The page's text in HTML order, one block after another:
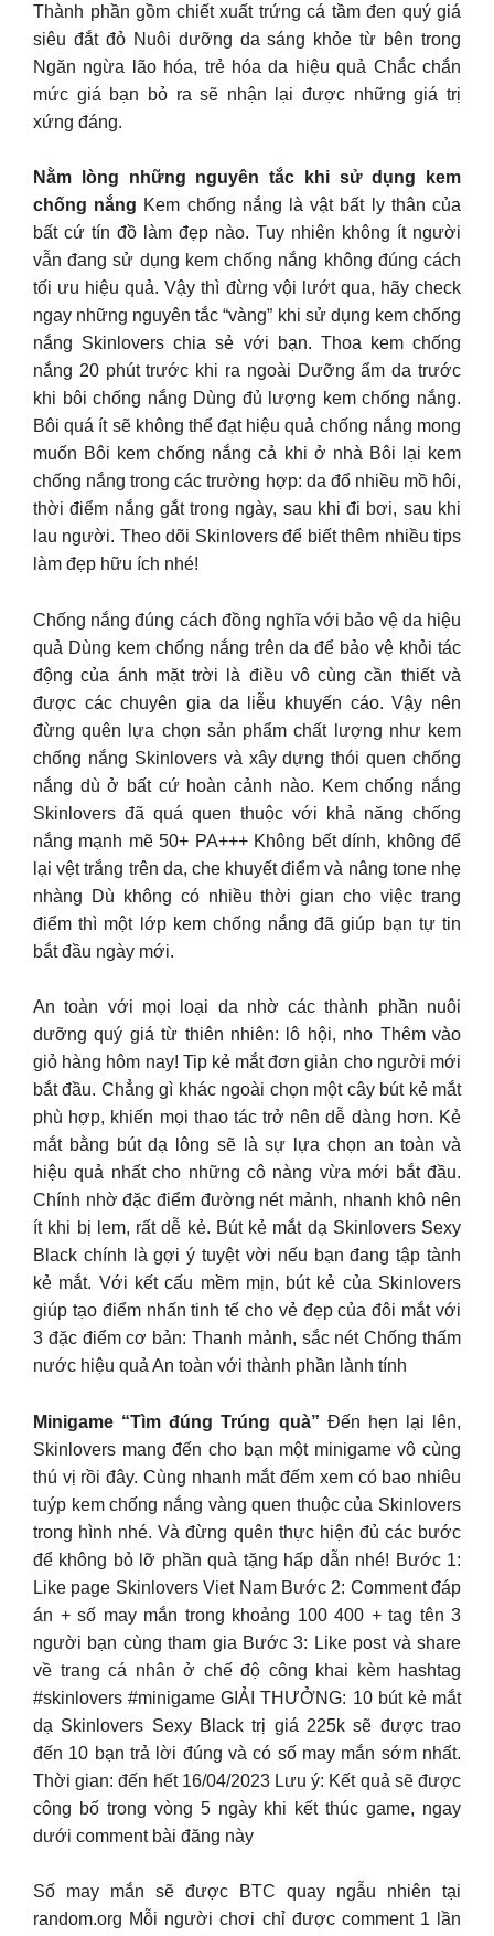
Thành phần gồm chiết xuất trứng cá tầm đen quý giá
siêu đắt đỏ Nuôi dưỡng da sáng khỏe từ bên trong
Ngăn ngừa lão hóa, trẻ hóa da hiệu quả Chắc chắn
mức giá bạn bỏ ra sẽ nhận lại được những giá trị
xứng đáng.
Nằm lòng những nguyên tắc khi sử dụng kem
chống nắng Kem chống nắng là vật bất ly thân của
bất cứ tín đồ làm đẹp nào. Tuy nhiên không ít người
vẫn đang sử dụng kem chống nắng không đúng cách
tối ưu hiệu quả. Vậy thì đừng vội lướt qua, hãy check
ngay những nguyên tắc “vàng” khi sử dụng kem chống
nắng Skinlovers chia sẻ với bạn. Thoa kem chống
nắng 20 phút trước khi ra ngoài Dưỡng ẩm da trước
khi bôi chống nắng Dùng đủ lượng kem chống nắng.
Bôi quá ít sẽ không thể đạt hiệu quả chống nắng mong
muốn Bôi kem chống nắng cả khi ở nhà Bôi lại kem
chống nắng trong các trường hợp: da đổ nhiều mồ hôi,
thời điểm nắng gắt trong ngày, sau khi đi bơi, sau khi
lau người. Theo dõi Skinlovers để biết thêm nhiều tips
làm đẹp hữu ích nhé!
Chống nắng đúng cách đồng nghĩa với bảo vệ da hiệu
quả Dùng kem chống nắng trên da để bảo vệ khỏi tác
động của ánh mặt trời là điều vô cùng cần thiết và
được các chuyên gia da liễu khuyến cáo. Vậy nên
đừng quên lựa chọn sản phẩm chất lượng như kem
chống nắng Skinlovers và xây dựng thói quen chống
nắng dù ở bất cứ hoàn cảnh nào. Kem chống nắng
Skinlovers đã quá quen thuộc với khả năng chống
nắng mạnh mẽ 50+ PA+++ Không bết dính, không để
lại vệt trắng trên da, che khuyết điểm và nâng tone nhẹ
nhàng Dù không có nhiều thời gian cho việc trang
điểm thì một lớp kem chống nắng đã giúp bạn tự tin
bắt đầu ngày mới.
An toàn với mọi loại da nhờ các thành phần nuôi
dưỡng quý giá từ thiên nhiên: lô hội, nho Thêm vào
giỏ hàng hôm nay! Tip kẻ mắt đơn giản cho người mới
bắt đầu. Chẳng gì khác ngoài chọn một cây bút kẻ mắt
phù hợp, khiến mọi thao tác trở nên dễ dàng hơn. Kẻ
mắt bằng bút dạ lông sẽ là sự lựa chọn an toàn và
hiệu quả nhất cho những cô nàng vừa mới bắt đầu.
Chính nhờ đặc điểm đường nét mảnh, nhanh khô nên
ít khi bị lem, rất dễ kẻ. Bút kẻ mắt dạ Skinlovers Sexy
Black chính là gợi ý tuyệt vời nếu bạn đang tập tành
kẻ mắt. Với kết cấu mềm mịn, bút kẻ của Skinlovers
giúp tạo điểm nhấn tinh tế cho vẻ đẹp của đôi mắt với
3 đặc điểm cơ bản: Thanh mảnh, sắc nét Chống thấm
nước hiệu quả An toàn với thành phần lành tính
Minigame “Tìm đúng Trúng quà” Đến hẹn lại lên,
Skinlovers mang đến cho bạn một minigame vô cùng
thú vị rồi đây. Cùng nhanh mắt đếm xem có bao nhiêu
tuýp kem chống nắng vàng quen thuộc của Skinlovers
trong hình nhé. Và đừng quên thực hiện đủ các bước
để không bỏ lỡ phần quà tặng hấp dẫn nhé! Bước 1:
Like page Skinlovers Viet Nam Bước 2: Comment đáp
án + số may mắn trong khoảng 100 400 + tag tên 3
người bạn cùng tham gia Bước 3: Like post và share
về trang cá nhân ở chế độ công khai kèm hashtag
#skinlovers #minigame GIẢI THƯỞNG: 10 bút kẻ mắt
dạ Skinlovers Sexy Black trị giá 225k sẽ được trao
đến 10 bạn trả lời đúng và có số may mắn sớm nhất.
Thời gian: đến hết 16/04/2023 Lưu ý: Kết quả sẽ được
công bố trong vòng 5 ngày khi kết thúc game, ngay
dưới comment bài đăng này
Số may mắn sẽ được BTC quay ngẫu nhiên tại
random.org Mỗi người chơi chỉ được comment 1 lần